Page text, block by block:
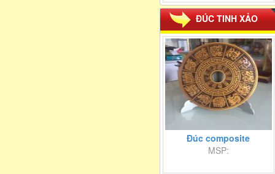
ĐÚC TINH XẢO
Đúc composite
MSP: